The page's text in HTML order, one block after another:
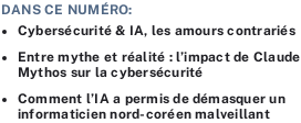
DANS CE NUMÉRO:
Cybersécurité & IA, les amours contrariés
Entre mythe et réalité : l’impact de Claude
Mythos sur la cybersécurité
Comment l’IA a permis de démasquer un
informaticien nord-coréen malveillant